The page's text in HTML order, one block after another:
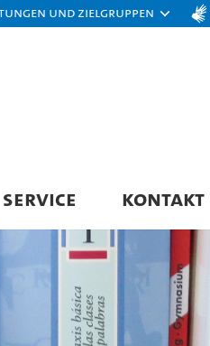
und Zielgruppen
SERVICE KONTAKT